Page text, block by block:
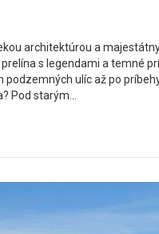
architektúrou a
s legendami a temné
ulíc až po
Pod starým...